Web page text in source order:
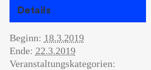
Details
Beginn: 18.3.2019
Ende: 22.3.2019
Veranstaltungskategorien: